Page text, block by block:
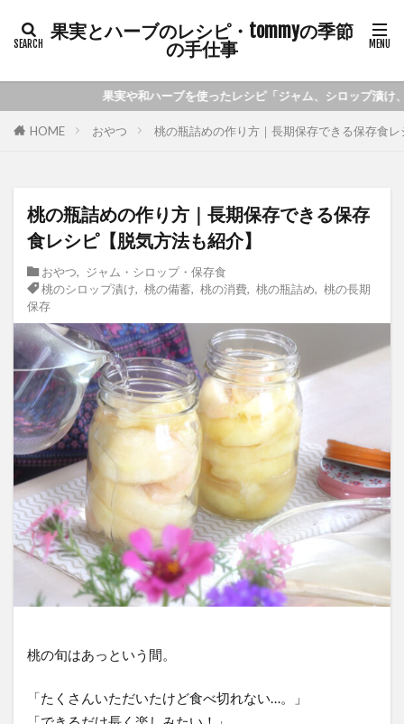
果実とハーブのレシピ・tommyの季節
の手仕事
たレシピ「ジャム、シロップ漬け、手作り化粧水など」季節の手仕事をご
HOME おやつ 桃の瓶詰めの作り方｜長期保存できる保存食
桃の瓶詰めの作り方｜長期保存できる保存
食レシピ【脱気方法も紹介】
おやつ
ジャム・シロップ・保存食
桃のシロップ漬け
桃の備蓄, 桃の消費, 桃の瓶詰め
桃の長期
保存
桃の旬はあっという間。
「たくさんいただいたけど食べ切れない…。」